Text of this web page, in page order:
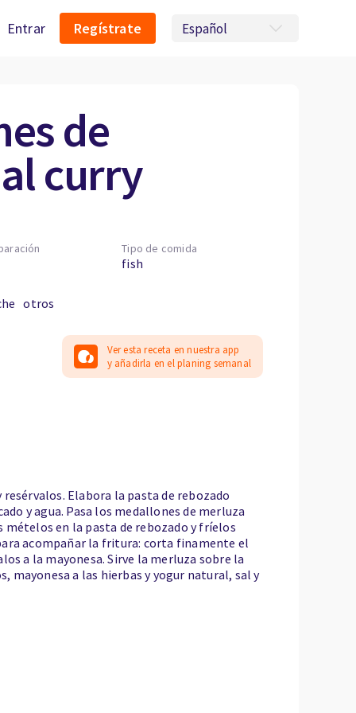
Entrar Regístrate
de
curry
Tipo de comida
fish
otros
Ver esta receta en nuestra app
y añadirla en el planing semanal
Elabora la pasta de rebozado
y agua. Pasa los medallones de merluza
en la pasta de rebozado y fríelos
acompañar la fritura: corta finamente el
a la mayonesa. Sirve la merluza sobre la
mayonesa a las hierbas y yogur natural, sal y